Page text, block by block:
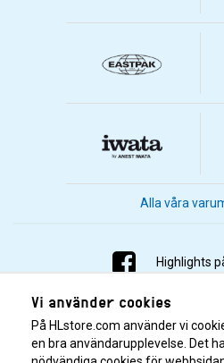
Alla våra
Highlights
Highlights
Highlights
Vi använder cookies
På HLstore.com använder vi
en bra användarupplevelse. Det